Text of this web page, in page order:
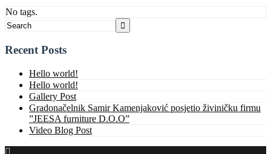
No tags.
Recent Posts
Hello world!
Hello world!
Gallery Post
Gradonačelnik Samir Kamenjaković posjetio živiničku firmu
”JEESA furniture D.O.O”
Video Blog Post